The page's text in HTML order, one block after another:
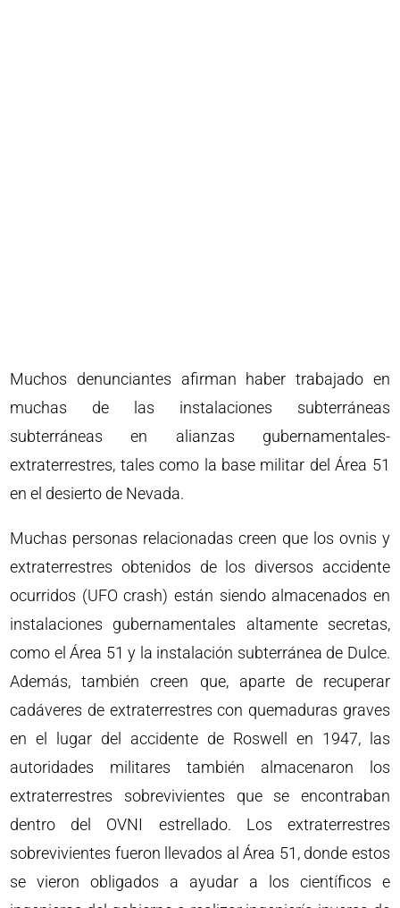
Muchos denunciantes afirman haber trabajado en
muchas de las instalaciones subterráneas
subterráneas en alianzas gubernamentales-
extraterrestres, tales como la base militar del Área 51
en el desierto de Nevada.
Muchas personas relacionadas creen que los ovnis y
extraterrestres obtenidos de los diversos accidente
ocurridos (UFO crash) están siendo almacenados en
instalaciones gubernamentales altamente secretas,
como el Área 51 y la instalación subterránea de Dulce.
Además, también creen que, aparte de recuperar
cadáveres de extraterrestres con quemaduras graves
en el lugar del accidente de Roswell en 1947, las
autoridades militares también almacenaron los
extraterrestres sobrevivientes que se encontraban
dentro del OVNI estrellado. Los extraterrestres
sobrevivientes fueron llevados al Área 51, donde estos
se vieron obligados a ayudar a los científicos e